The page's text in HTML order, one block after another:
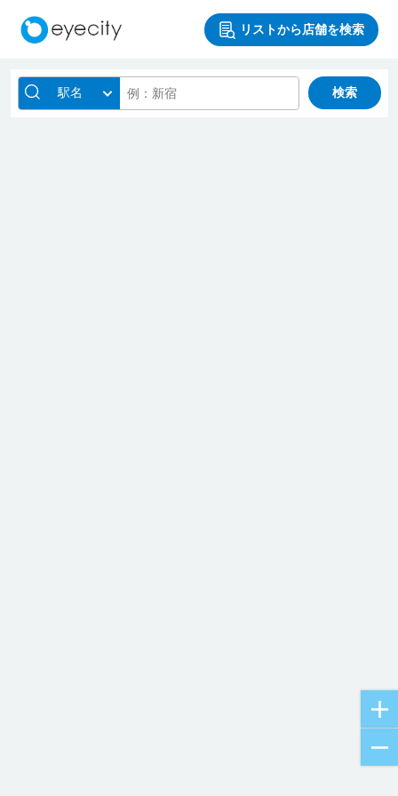
リストから店舗を検索
駅名 検索